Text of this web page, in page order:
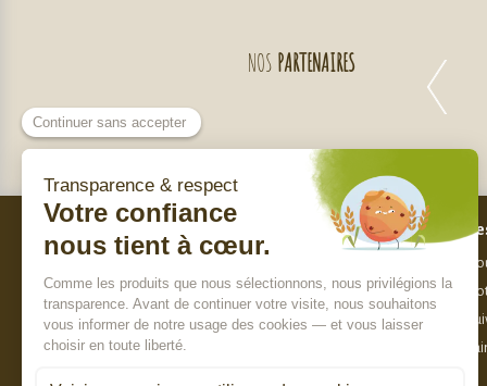
NOS PARTENAIRES
Charte de sélection des produits
Nos labels